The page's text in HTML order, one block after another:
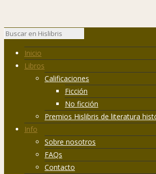
Inicio
Libros
Calificaciones
Ficción
No ficción
Premios Hislibris de literatura
Info
Sobre nosotros
FAQs
Contacto